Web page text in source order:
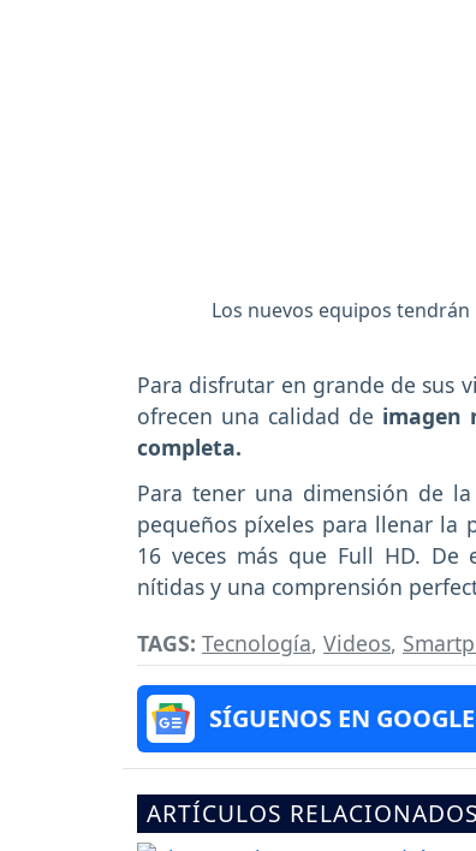
Los nuevos equipos
Para disfrutar en grande de sus
ofrecen una calidad de imagen
completa.
Para tener una dimensión de
pequeños píxeles para llenar la
16 veces más que Full HD. De
nítidas y una comprensión
TAGS: Tecnología, Videos,
SÍGUENOS EN
ARTÍCULOS RELACIONADOS